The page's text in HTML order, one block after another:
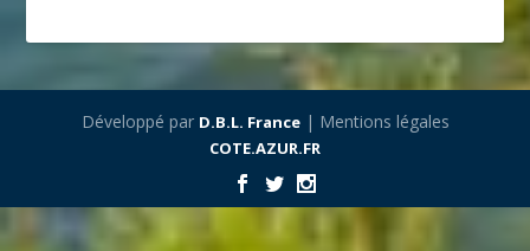
Développé par D.B.L. France| Mentions légales
COTE.AZUR.FR